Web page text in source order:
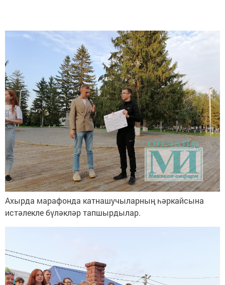
Ахырда марафонда катнашучыларның һәркайсына
истәлекле бүләкләр тапшырдылар.